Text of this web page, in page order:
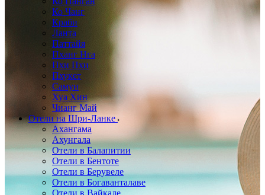
Ко Чанг
Краби
Ланта
Паттайя
Пханг Нга
Пхи Пхи
Пхукет
Самуи
Хуа Хин
Чианг Май
Отели на Шри-Ланке
Ахангама
Ахунгала
Отели в Балапитии
Отели в Бентоте
Отели в Берувеле
Отели в Богаванталаве
Отели в Вайкале